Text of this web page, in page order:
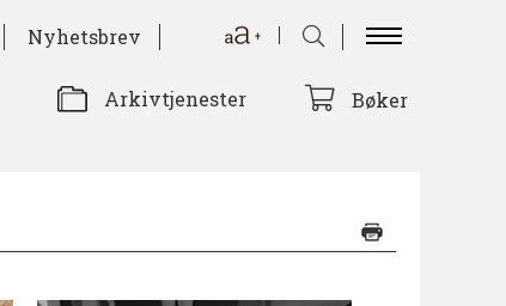
Nyhetsbrev
Arkivtjenester Bøker